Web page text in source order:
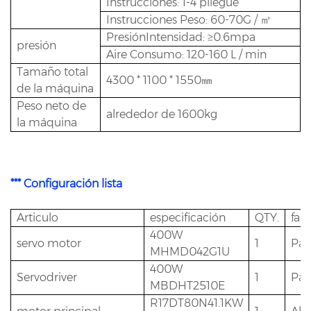
Instrucciones: 1-4 pliegue
Instrucciones Peso: 60-70G / ㎡
presión
PresiónIntensidad: ≥0.6mpa
Aire Consumo: 120-160 L / min
Tamaño total
de la máquina
4300 * 1100 * 1550㎜
Peso neto de
la máquina
alrededor de 1600kg
*** Configuración lista
Articulo especificación QTY.
servo motor
400W
MHMD042G1U
1
Servodriver
400W
MBDHT2510E
1
R17DT80N41.1KW